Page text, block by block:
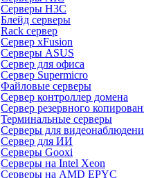
Серверы H3C
Блейд серверы
Rack сервер
Сервер xFusion
Серверы ASUS
Сервер для офиса
Сервер Supermicro
Файловые серверы
Сервер контроллер домена
Сервер резервного
Терминальные серверы
Серверы для
Сервер для ИИ
Серверы Gooxi
Серверы на Intel Xeon
Серверы на AMD EPYC